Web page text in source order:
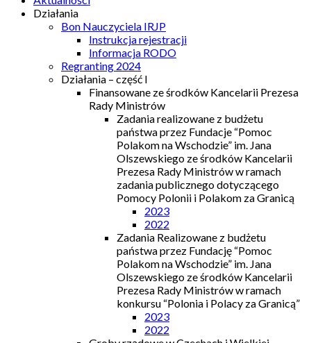
Działania
Bon Nauczyciela IRJP
Instrukcja rejestracji
Informacja RODO
Regranting 2024
Działania – część I
Finansowane ze środków Kancelarii Prezesa
Rady Ministrów
Zadania realizowane z budżetu
państwa przez Fundacje “Pomoc
Polakom na Wschodzie” im. Jana
Olszewskiego ze środków Kancelarii
Prezesa Rady Ministrów w ramach
zadania publicznego dotyczącego
Pomocy Polonii i Polakom za Granicą
2023
2022
Zadania Realizowane z budżetu
państwa przez Fundację “Pomoc
Polakom na Wschodzie” im. Jana
Olszewskiego ze środków Kancelarii
Prezesa Rady Ministrów w ramach
konkursu “Polonia i Polacy za Granicą”
2023
2022